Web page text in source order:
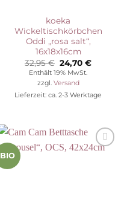
koeka
Wickeltischkörbchen
Oddi „rosa salt“,
16x18x16cm
32,95€ Ursprünglicher
Preis
war:
32,95 €
24,70€
Enthält 19% MwSt.
zzgl. Versand
Lieferzeit: ca. 2-3 Werktage
BIO